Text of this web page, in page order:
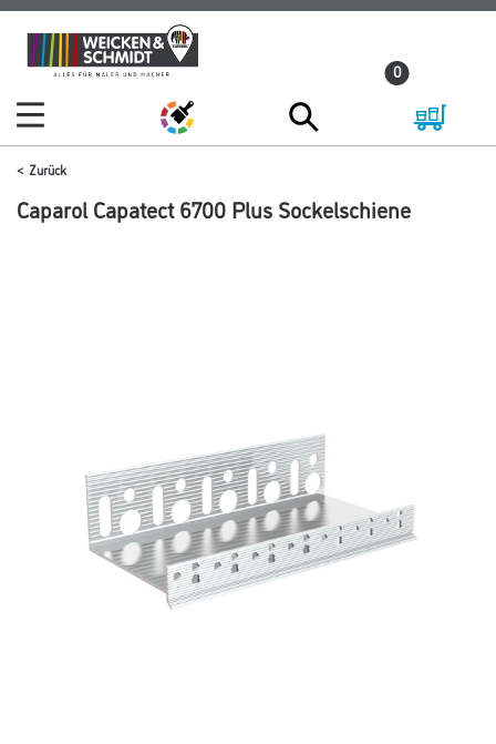
Zum
Inhalt
Zum
Navigationsmenü
0
Zurück
Caparol Capatect 6700 Plus Sockelschiene